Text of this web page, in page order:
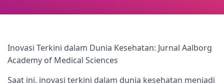
Inovasi Terkini dalam Dunia Kesehatan: Jurnal Aalborg
Academy of Medical Sciences
Saat ini, inovasi terkini dalam dunia kesehatan menjadi